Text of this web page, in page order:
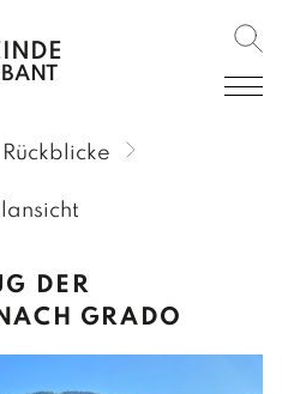
Rückblicke
DER
GRADO